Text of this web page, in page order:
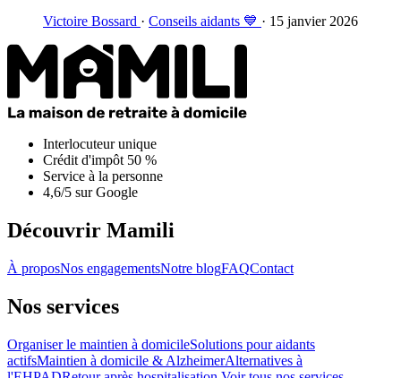
Victoire Bossard · Conseils aidants 💙 · 15 janvier 2026
Interlocuteur unique
Crédit d'impôt 50 %
Service à la personne
4,6/5 sur Google
Découvrir Mamili
À proposNos engagementsNotre blogFAQContact
Nos services
Organiser le maintien à domicileSolutions pour aidants
actifsMaintien à domicile & AlzheimerAlternatives à